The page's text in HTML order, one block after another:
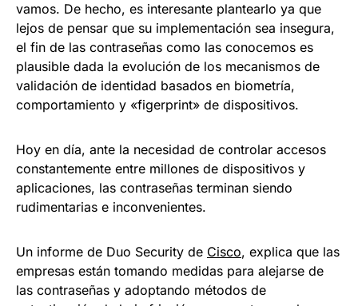
vamos. De hecho, es interesante plantearlo ya que
lejos de pensar que su implementación sea insegura,
el fin de las contraseñas como las conocemos es
plausible dada la evolución de los mecanismos de
validación de identidad basados en biometría,
comportamiento y «figerprint» de dispositivos.
Hoy en día, ante la necesidad de controlar accesos
constantemente entre millones de dispositivos y
aplicaciones, las contraseñas terminan siendo
rudimentarias e inconvenientes.
Un informe de Duo Security de Cisco, explica que las
empresas están tomando medidas para alejarse de
las contraseñas y adoptando métodos de